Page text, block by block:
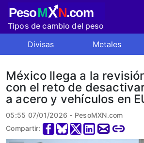
PesoMXN.com
Tipos de cambio del peso
Divisas Metales
México llega a la
con el reto de
a acero y vehículos en
05:55 07/01/2026 - PesoMXN.com
Compartir: